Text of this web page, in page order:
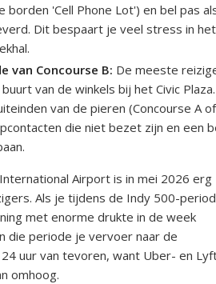
borden 'Cell Phone Lot') en bel pas
Dit bespaart je veel stress in het
van Concourse B: De meeste
van de winkels bij het Civic Plaza.
van de pieren (Concourse A
die niet bezet zijn en een
Airport is in mei 2026 erg
Als je tijdens de Indy 500-
met enorme drukte in de week
die periode je vervoer naar de
24 uur van tevoren, want Uber- en
omhoog.